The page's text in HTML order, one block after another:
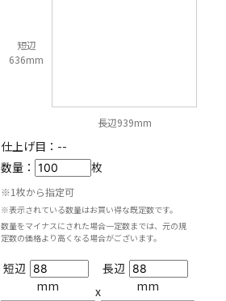
短辺
636mm
長辺939mm
仕上げ目： --
数量：
枚
※1枚から指定可
※表示されている数量はお買い得な既定数です。
数量をマイナスにされた場合一定数までは、元の規
定数の価格より高くなる場合がございます。
短辺
mm
x
長辺
mm